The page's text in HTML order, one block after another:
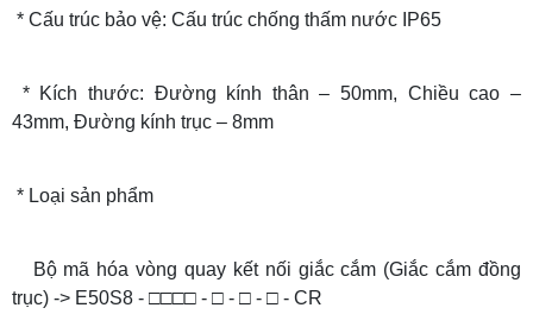
* Cấu trúc bảo vệ: Cấu trúc chống thấm nước IP65
* Kích thước: Đường kính thân – 50mm, Chiều cao –
43mm, Đường kính trục – 8mm
* Loại sản phẩm
Bộ mã hóa vòng quay kết nối giắc cắm (Giắc cắm đồng
trục) -> E50S8 - □□□□ - □ - □ - □ - CR